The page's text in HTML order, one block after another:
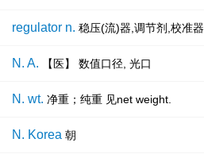
regulator n. 稳压(流)器,调节剂,校准器
N. A. 【医】 数值口径, 光口
N. wt. 净重；纯重 见net weight.
N. Korea 朝